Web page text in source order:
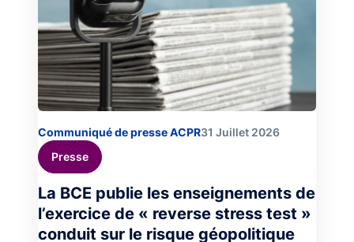
Communiqué de presse ACPR31 Juillet 2026
Presse
La BCE publie les enseignements de
l’exercice de « reverse stress test »
conduit sur le risque géopolitique